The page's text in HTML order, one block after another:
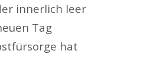
innerlich leer
Tag
hat